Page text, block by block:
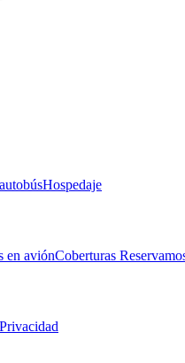
Hospedaje
en aviónCoberturas